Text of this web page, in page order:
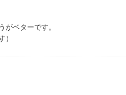
がベターです。
）